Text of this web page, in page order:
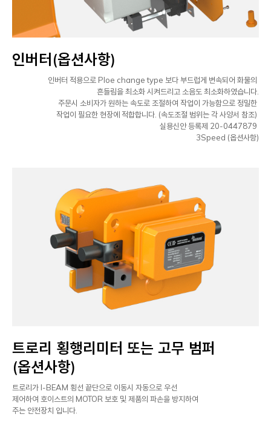
인버터(옵션사항)
인버터 적용으로 Ploe change type 보다 부드럽게 변속되어 화물의
흔들림을 최소화 시켜드리고 소음도 최소화하였습니다.
주문시 소비자가 원하는 속도로 조절하여 작업이 가능함으로 정밀한
작업이 필요한 현장에 적합합니다. (속도조절 범위는 각 사양서 참조)
실용신안 등록제 20-0447879
3Speed (옵션사항)
트로리 횡행리미터 또는 고무 범퍼
(옵션사항)
트로리가 I-BEAM 횡선 끝단으로 이동시 자동으로 우선
제어하여 호이스트의 MOTOR 보호 및 제품의 파손을 방지하여
주는 안전장치 입니다.